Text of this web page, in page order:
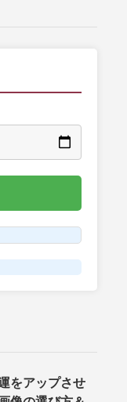
をアップさせ